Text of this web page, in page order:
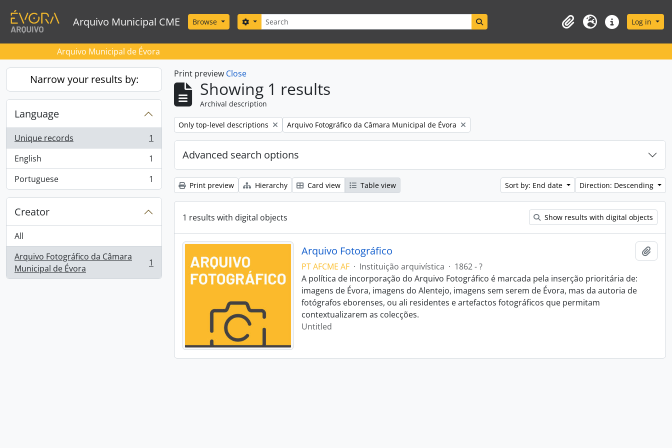
Arquivo Municipal CME Browse Search
Search options
ClipboardLanguageQuick linksLog in
Arquivo Municipal de Évora
Narrow your results by:
Language
Unique records
, 1 results
1
English
, 1 results
1
Portuguese
, 1 results 1
Creator
All
Arquivo Fotográfico da Câmara
Municipal de Évora
, 1 results 1
Print preview Close
Showing 1 results
Archival description
Remove filter:
Only top-level descriptions Remove filter:
Arquivo Fotográfico da Câmara Municipal de Évora
Advanced search options
Print preview Hierarchy Card view Table view Sort by: End date Direction: Descending
1 results with digital objects Show results with digital objects
Arquivo Fotográfico
PT AFCME AF · Instituição arquivística · 1862 - ?
A política de incorporação do Arquivo Fotográfico é marcada pela inserção prioritária de:
imagens de Évora, imagens do Alentejo, imagens sem serem de Évora, mas da autoria de
fotógrafos eborenses, ou ali residentes e artefactos fotográficos que permitam
contextualizarem as colecções.
Untitled